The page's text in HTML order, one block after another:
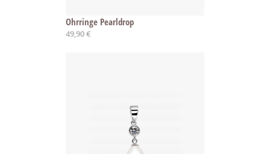
Ohrringe Pearldrop
49,90 €